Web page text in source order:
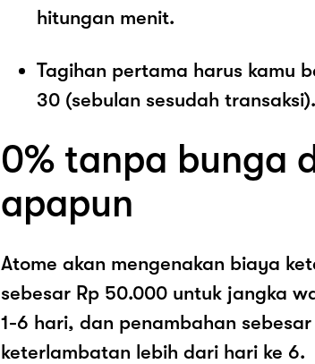
hitungan menit.
Tagihan pertama harus kamu
30 (sebulan sesudah transaksi).
0% tanpa bunga
apapun
Atome akan mengenakan biaya
sebesar Rp 50.000 untuk jangka
1-6 hari, dan penambahan
keterlambatan lebih dari hari ke 6.